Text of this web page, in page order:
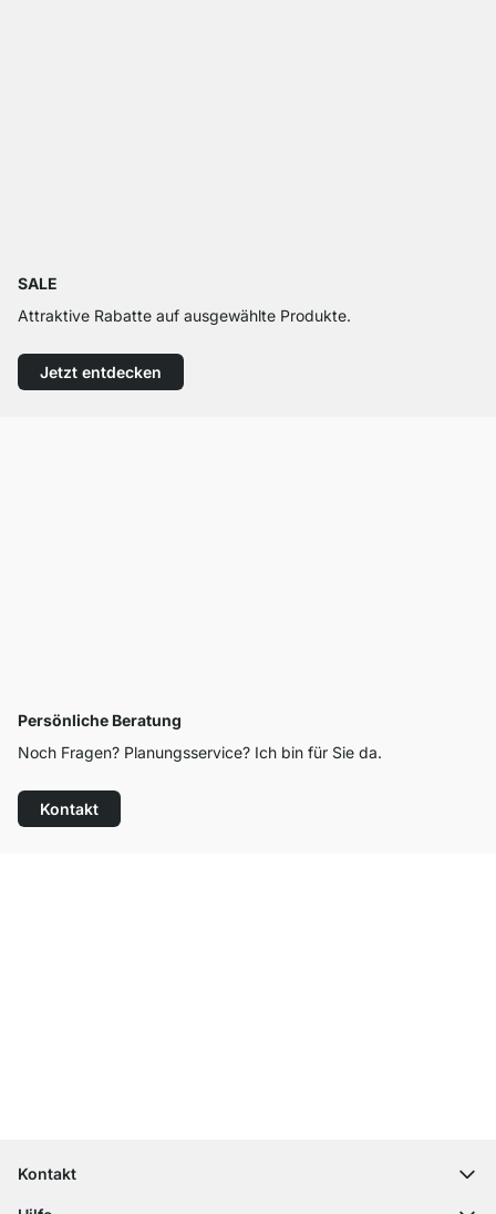
SALE
Attraktive Rabatte auf ausgewählte Produkte.
Jetzt entdecken
Persönliche Beratung
Noch Fragen? Planungsservice? Ich bin für Sie da.
Kontakt
Kontakt
contact@regalraum.com